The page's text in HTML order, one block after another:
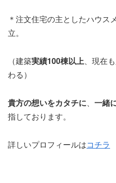
＊注文住宅の主としたハウス
立。
（建築実績100棟以上、現在も
わる）
貴方の想いをカタチに、 一緒
指しております。
詳しいプロフィールはコチラ